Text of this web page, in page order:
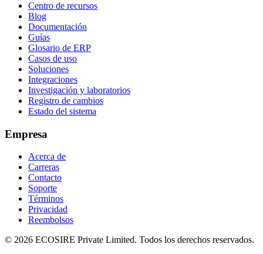
Centro de recursos
Blog
Documentación
Guías
Glosario de ERP
Casos de uso
Soluciones
Integraciones
Investigación y laboratorios
Registro de cambios
Estado del sistema
Empresa
Acerca de
Carreras
Contacto
Soporte
Términos
Privacidad
Reembolsos
© 2026 ECOSIRE Private Limited. Todos los derechos reservados.